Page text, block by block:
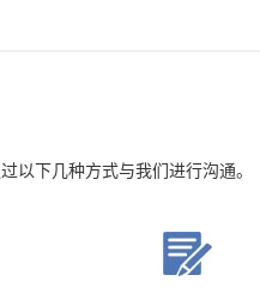
以下几种方式与我们进行沟通。